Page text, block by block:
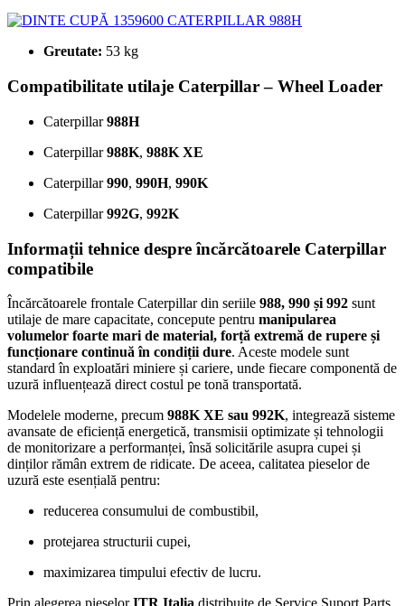
Greutate: 53 kg
Compatibilitate utilaje Caterpillar – Wheel Loader
Caterpillar988H
Caterpillar988K, 988K XE
Caterpillar990, 990H, 990K
Caterpillar992G, 992K
Informații tehnice despre încărcătoarele Caterpillar
compatibile
Încărcătoarele frontale Caterpillar din seriile 988, 990 și 992 sunt
utilaje de mare capacitate, concepute pentru manipularea
volumelor foarte mari de material, forță extremă de rupere și
funcționare continuă în condiții dure. Aceste modele sunt
standard în exploatări miniere și cariere, unde fiecare componentă de
uzură influențează direct costul pe tonă transportată.
Modelele moderne, precum 988K XE sau 992K, integrează sisteme
avansate de eficiență energetică, transmisii optimizate și tehnologii
de monitorizare a performanței, însă solicitările asupra cupei și
dinților rămân extrem de ridicate. De aceea, calitatea pieselor de
uzură este esențială pentru:
reducerea consumului de combustibil,
protejarea structurii cupei,
maximizarea timpului efectiv de lucru.